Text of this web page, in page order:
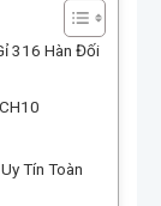
316 Hàn Đối
Tín Toàn